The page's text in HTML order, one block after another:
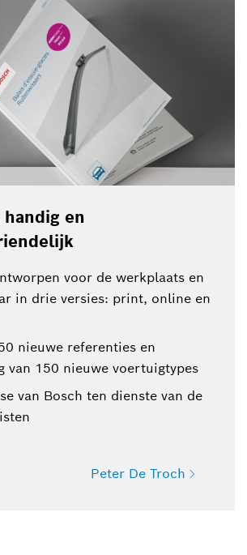
en
voor de werkplaats en
in drie versies: print, online en
nieuwe referenties en
van 150 nieuwe voertuigtypes
van Bosch ten dienste van de
Peter De Troch